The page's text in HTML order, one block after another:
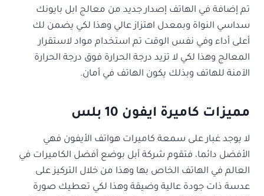
تم إضافة في الهاتف إصدار جديد من معالج ابل بايونك
سداسي النواة وبمعدل اهتزاز عالي وهذا لكي يضمن لك
أعلى أداء وفي نفس الوقت تم استخدام مواد لاستقرار
المعالج وهذا لكي لا تزيد درجة الحرارة فوق درجة الحرارة
الآمنة للهاتف وبذلك يكون الهاتف في أمان.
مميزات كاميرة ايفون 10 بلس
لا يوجد غبار على سمعة كاميرات هواتف الأيفون فهي
الأفضل دائما، فتقوم شركة أبل بوضع أفضل الكاميرات في
العالم في الهاتف الخاص بها وهذا من خلال التركيز على
عدسة ذات جودة عالية وضيقة وهذا لكي تعطيك صورة